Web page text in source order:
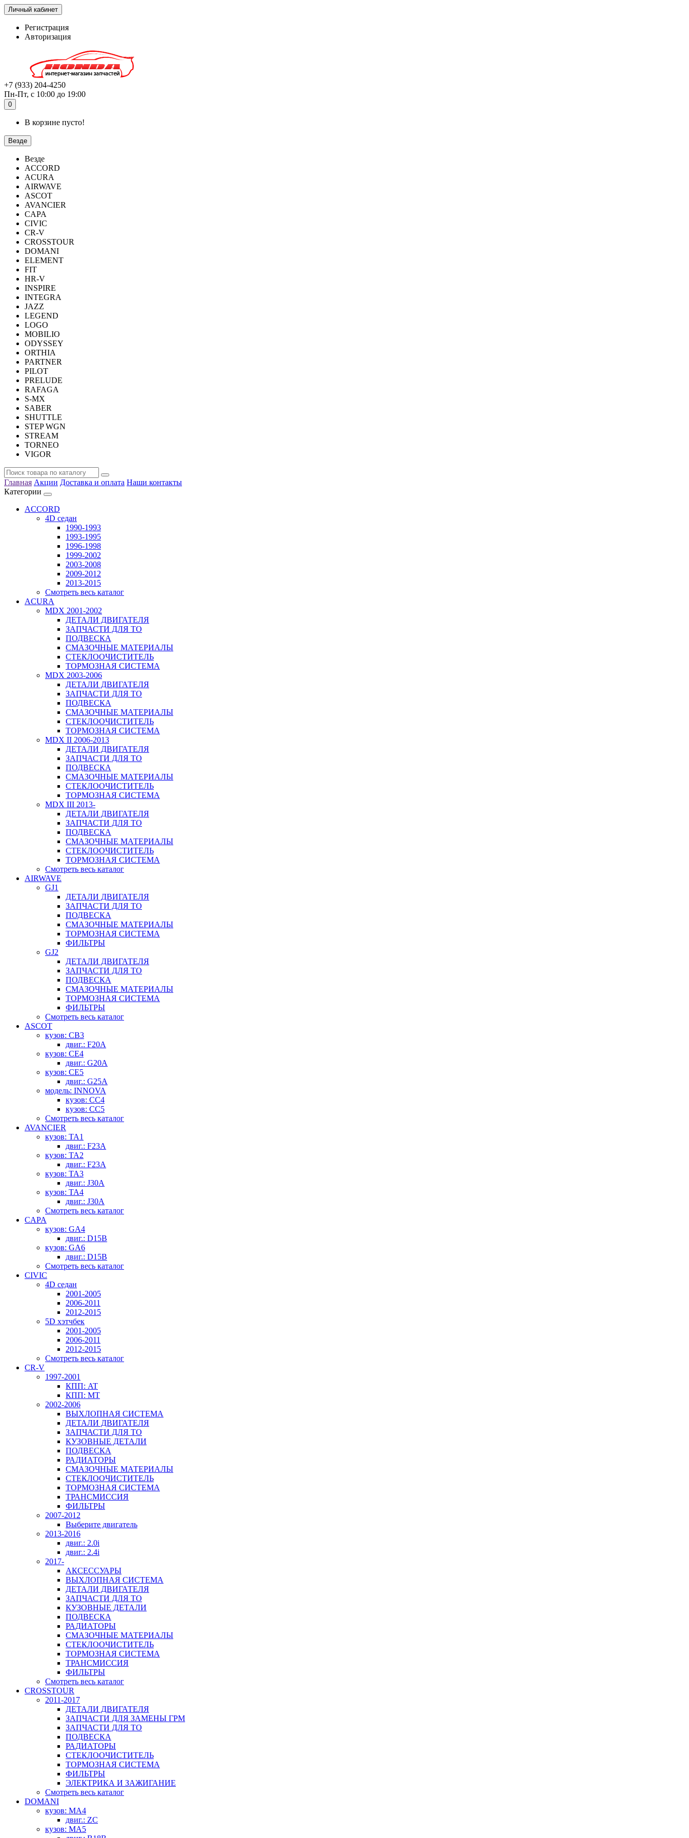
Личный кабинет
Регистрация
Авторизация
+7 (933) 204-4250
Пн-Пт, с 10:00 до 19:00
0
В корзине пусто!
Везде
Везде
ACCORD
ACURA
AIRWAVE
ASCOT
AVANCIER
CAPA
CIVIC
CR-V
CROSSTOUR
DOMANI
ELEMENT
FIT
HR-V
INSPIRE
INTEGRA
JAZZ
LEGEND
LOGO
MOBILIO
ODYSSEY
ORTHIA
PARTNER
PILOT
PRELUDE
RAFAGA
S-MX
SABER
SHUTTLE
STEP WGN
STREAM
TORNEO
VIGOR
Главная Акции Доставка и оплата Наши контакты
Категории
ACCORD
4D седан
1990-1993
1993-1995
1996-1998
1999-2002
2003-2008
2009-2012
2013-2015
Смотреть весь каталог
ACURA
MDX 2001-2002
ДЕТАЛИ ДВИГАТЕЛЯ
ЗАПЧАСТИ ДЛЯ ТО
ПОДВЕСКА
СМАЗОЧНЫЕ МАТЕРИАЛЫ
СТЕКЛООЧИСТИТЕЛЬ
ТОРМОЗНАЯ СИСТЕМА
MDX 2003-2006
ДЕТАЛИ ДВИГАТЕЛЯ
ЗАПЧАСТИ ДЛЯ ТО
ПОДВЕСКА
СМАЗОЧНЫЕ МАТЕРИАЛЫ
СТЕКЛООЧИСТИТЕЛЬ
ТОРМОЗНАЯ СИСТЕМА
MDX II 2006-2013
ДЕТАЛИ ДВИГАТЕЛЯ
ЗАПЧАСТИ ДЛЯ ТО
ПОДВЕСКА
СМАЗОЧНЫЕ МАТЕРИАЛЫ
СТЕКЛООЧИСТИТЕЛЬ
ТОРМОЗНАЯ СИСТЕМА
MDX III 2013-
ДЕТАЛИ ДВИГАТЕЛЯ
ЗАПЧАСТИ ДЛЯ ТО
ПОДВЕСКА
СМАЗОЧНЫЕ МАТЕРИАЛЫ
СТЕКЛООЧИСТИТЕЛЬ
ТОРМОЗНАЯ СИСТЕМА
Смотреть весь каталог
AIRWAVE
GJ1
ДЕТАЛИ ДВИГАТЕЛЯ
ЗАПЧАСТИ ДЛЯ ТО
ПОДВЕСКА
СМАЗОЧНЫЕ МАТЕРИАЛЫ
ТОРМОЗНАЯ СИСТЕМА
ФИЛЬТРЫ
GJ2
ДЕТАЛИ ДВИГАТЕЛЯ
ЗАПЧАСТИ ДЛЯ ТО
ПОДВЕСКА
СМАЗОЧНЫЕ МАТЕРИАЛЫ
ТОРМОЗНАЯ СИСТЕМА
ФИЛЬТРЫ
Смотреть весь каталог
ASCOT
кузов: CB3
двиг.: F20A
кузов: CE4
двиг.: G20A
кузов: CE5
двиг.: G25A
модель: INNOVA
кузов: CC4
кузов: CC5
Смотреть весь каталог
AVANCIER
кузов: TA1
двиг.: F23A
кузов: TA2
двиг.: F23A
кузов: TA3
двиг.: J30A
кузов: TA4
двиг.: J30A
Смотреть весь каталог
CAPA
кузов: GA4
двиг.: D15B
кузов: GA6
двиг.: D15B
Смотреть весь каталог
CIVIC
4D седан
2001-2005
2006-2011
2012-2015
5D хэтчбек
2001-2005
2006-2011
2012-2015
Смотреть весь каталог
CR-V
1997-2001
КПП: AT
КПП: MT
2002-2006
ВЫХЛОПНАЯ СИСТЕМА
ДЕТАЛИ ДВИГАТЕЛЯ
ЗАПЧАСТИ ДЛЯ ТО
КУЗОВНЫЕ ДЕТАЛИ
ПОДВЕСКА
РАДИАТОРЫ
СМАЗОЧНЫЕ МАТЕРИАЛЫ
СТЕКЛООЧИСТИТЕЛЬ
ТОРМОЗНАЯ СИСТЕМА
ТРАНСМИССИЯ
ФИЛЬТРЫ
2007-2012
Выберите двигатель
2013-2016
двиг.: 2.0i
двиг.: 2.4i
2017-
АКСЕССУАРЫ
ВЫХЛОПНАЯ СИСТЕМА
ДЕТАЛИ ДВИГАТЕЛЯ
ЗАПЧАСТИ ДЛЯ ТО
КУЗОВНЫЕ ДЕТАЛИ
ПОДВЕСКА
РАДИАТОРЫ
СМАЗОЧНЫЕ МАТЕРИАЛЫ
СТЕКЛООЧИСТИТЕЛЬ
ТОРМОЗНАЯ СИСТЕМА
ТРАНСМИССИЯ
ФИЛЬТРЫ
Смотреть весь каталог
CROSSTOUR
2011-2017
ДЕТАЛИ ДВИГАТЕЛЯ
ЗАПЧАСТИ ДЛЯ ЗАМЕНЫ ГРМ
ЗАПЧАСТИ ДЛЯ ТО
ПОДВЕСКА
РАДИАТОРЫ
СТЕКЛООЧИСТИТЕЛЬ
ТОРМОЗНАЯ СИСТЕМА
ФИЛЬТРЫ
ЭЛЕКТРИКА И ЗАЖИГАНИЕ
Смотреть весь каталог
DOMANI
кузов: MA4
двиг.: ZC
кузов: MA5